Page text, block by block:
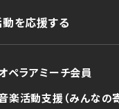
を応援する
ペラアミーチ会員
楽活動支援（みんなの